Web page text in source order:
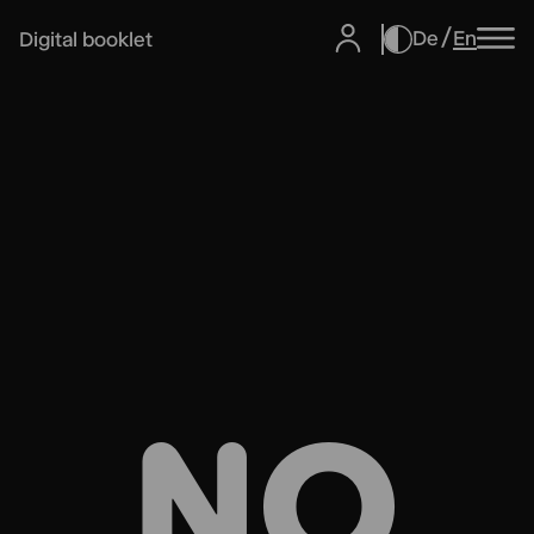
Digital booklet De En